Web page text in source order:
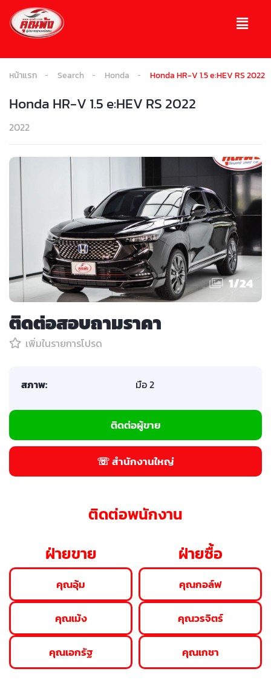
หน้าแรก Search Honda Honda HR-V 1.5 e:HEV RS 2022
Honda HR-V 1.5 e:HEV RS 2022
2022
1/24
ติดต่อสอบถามราคา
เพิ่มในรายการโปรด
สภาพ: มือ 2
ติดต่อผู้ขาย
☏ สำนักงานใหญ่
ติดต่อพนักงาน
ฝ่ายขาย
คุณอุ้ม
คุณเม้ง
คุณเอกรัฐ
ฝ่ายซื้อ
คุณกอล์ฟ
คุณวรจิตร์
คุณเกชา